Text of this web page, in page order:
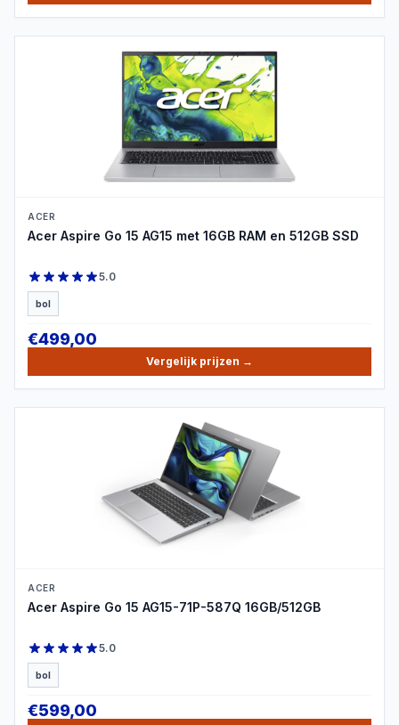
PRODUCTBEELD
ACER
Acer Aspire Go 15 AG15 met 16GB RAM en 512GB SSD
5.0
bol
€499,00
Vergelijk prijzen →
PRODUCTBEELD
ACER
Acer Aspire Go 15 AG15-71P-587Q 16GB/512GB
5.0
bol
€599,00